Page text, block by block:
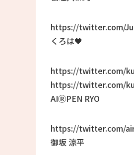
https://twitter.com/
くろは🖤
https://twitter.com/
https://twitter.com/
AIⓇPEN RYO
https://twitter.com/
御坂 涼平